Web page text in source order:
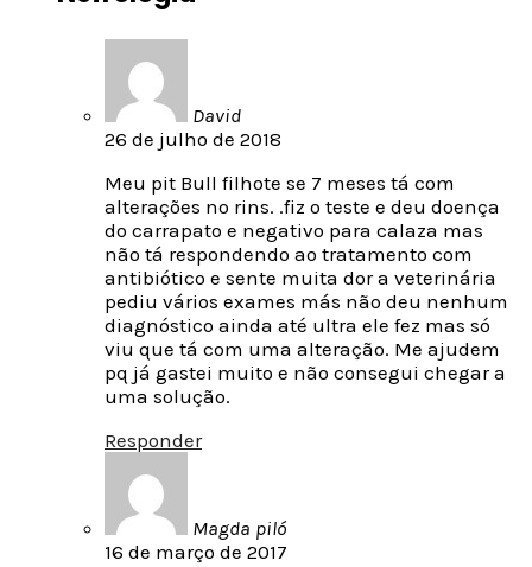
David
26 de julho de 2018
Meu pit Bull filhote se 7 meses tá com
alterações no rins. .fiz o teste e deu doença
do carrapato e negativo para calaza mas
não tá respondendo ao tratamento com
antibiótico e sente muita dor a veterinária
pediu vários exames más não deu nenhum
diagnóstico ainda até ultra ele fez mas só
viu que tá com uma alteração. Me ajudem
pq já gastei muito e não consegui chegar a
uma solução.
Responder
Magda piló
16 de março de 2017